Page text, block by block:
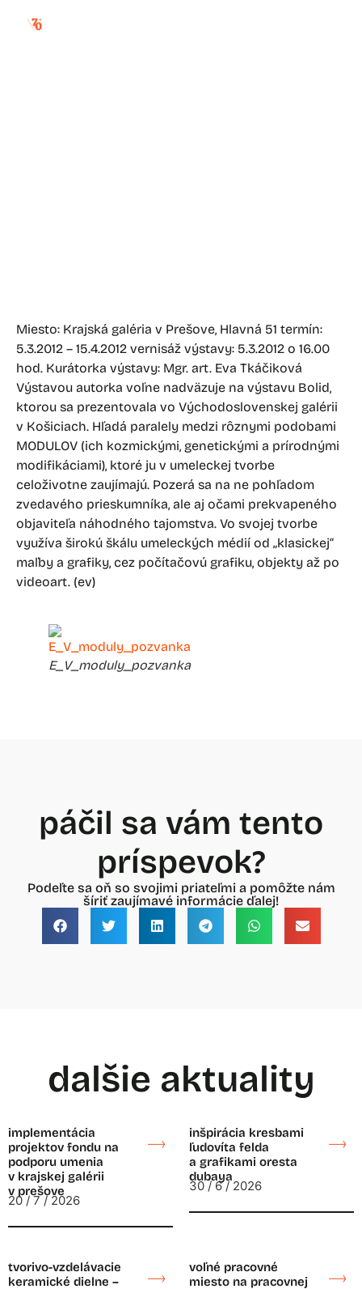
Miesto: Krajská galéria v Prešove, Hlavná 51 termín:
5.3.2012 – 15.4.2012 vernisáž výstavy: 5.3.2012 o 16.00
hod. Kurátorka výstavy: Mgr. art. Eva Tkáčiková
Výstavou autorka voľne nadväzuje na výstavu Bolid,
ktorou sa prezentovala vo Východoslovenskej galérii
v Košiciach. Hľadá paralely medzi rôznymi podobami
MODULOV (ich kozmickými, genetickými a prírodnými
modifikáciami), ktoré ju v umeleckej tvorbe
celoživotne zaujímajú. Pozerá sa na ne pohľadom
zvedavého prieskumníka, ale aj očami prekvapeného
objaviteľa náhodného tajomstva. Vo svojej tvorbe
využíva širokú škálu umeleckých médií od „klasickej“
maľby a grafiky, cez počítačovú grafiku, objekty až po
videoart. (ev)
E_V_moduly_pozvanka
páčil sa vám tento
príspevok?
Podeľte sa oň so svojimi priateľmi a pomôžte nám
šíriť zaujímavé informácie ďalej!
dalšie aktuality
implementácia
projektov fondu na
podporu umenia
v krajskej galérii
v prešove
20 / 7 / 2026
inšpirácia kresbami
ľudovíta felda
a grafikami oresta
dubaya
30 / 6 / 2026
tvorivo-vzdelávacie
keramické dielne –
voľné pracovné
miesto na pracovnej